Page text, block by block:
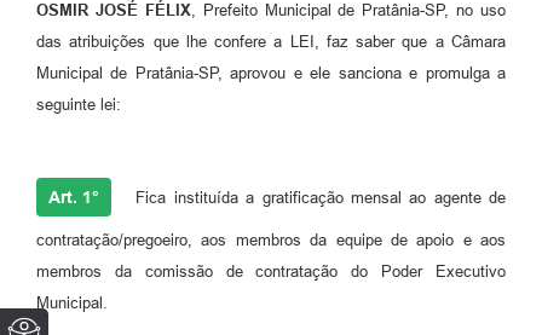
OSMIR JOSÉ FÉLIX, Prefeito Municipal de Pratânia-SP, no uso
das atribuições que lhe confere a LEI, faz saber que a Câmara
Municipal de Pratânia-SP, aprovou e ele sanciona e promulga a
seguinte lei:
Art. 1° Fica instituída a gratificação mensal ao agente de
contratação/pregoeiro, aos membros da equipe de apoio e aos
membros da comissão de contratação do Poder Executivo
Municipal.